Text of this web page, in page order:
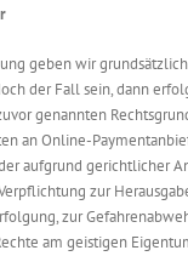
geben wir
der Fall sein, dann
genannten
an Online-
aufgrund gerichtlicher
zur
zur
am geistigen